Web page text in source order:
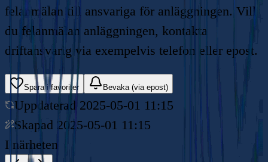
felanmälan till ansvariga för anläggningen. Vill
du felanmälan anläggningen, kontakta
driftansvarig via exempelvis telefon eller epost.
Spara i favoriter Bevaka (via epost)
Uppdaterad 2025-05-01 11:15
Skapad 2025-05-01 11:15
I närheten